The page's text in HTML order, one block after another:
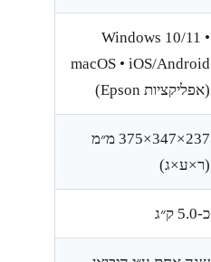
Windows 10/11 •
macOS • iOS/Android
(אפליקציות Epson)
‎375×347×237‎ מ״מ
(ר×ע×ג)
כ-‎5.0‎ ק״ג